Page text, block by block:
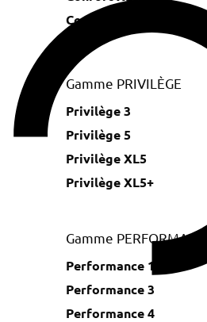
Confort XL5+
Gamme PRIVILÈGE
Privilège 3
Privilège 5
Privilège XL5
Privilège XL5+
Gamme PERFORMANCE
Performance 1
Performance 3
Performance 4